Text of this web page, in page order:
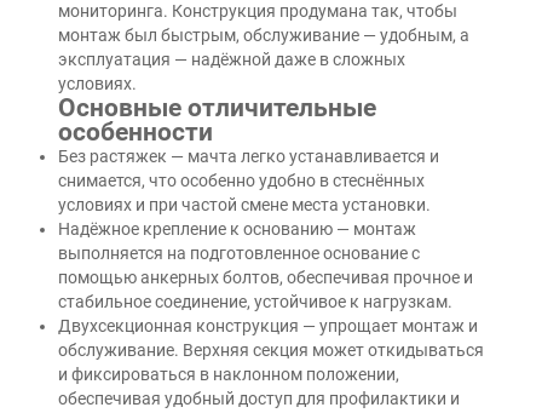
мониторинга. Конструкция продумана так, чтобы
монтаж был быстрым, обслуживание — удобным, а
эксплуатация — надёжной даже в сложных
условиях.
Основные отличительные
особенности
Без растяжек — мачта легко устанавливается и
снимается, что особенно удобно в стеснённых
условиях и при частой смене места установки.
Надёжное крепление к основанию — монтаж
выполняется на подготовленное основание с
помощью анкерных болтов, обеспечивая прочное и
стабильное соединение, устойчивое к нагрузкам.
Двухсекционная конструкция — упрощает монтаж и
обслуживание. Верхняя секция может откидываться
и фиксироваться в наклонном положении,
обеспечивая удобный доступ для профилактики и